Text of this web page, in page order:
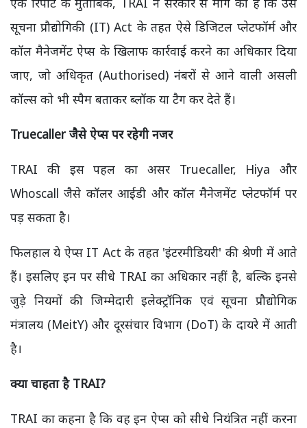
सूचना प्रौद्योगिकी (IT) Act के तहत ऐसे डिजिटल प्लेटफॉर्म और
कॉल मैनेजमेंट ऐप्स के खिलाफ कार्रवाई करने का अधिकार दिया
जाए, जो अधिकृत (Authorised) नंबरों से आने वाली असली
कॉल्स को भी स्पैम बताकर ब्लॉक या टैग कर देते हैं।
Truecallerजैसे ऐप्स पर रहेगी नजर
TRAI की इस पहल का असर Truecaller, Hiya और
Whoscall जैसे कॉलर आईडी और कॉल मैनेजमेंट प्लेटफॉर्म पर
पड़ सकता है।
फिलहाल ये ऐप्स IT Act के तहत 'इंटरमीडियरी' की श्रेणी में आते
हैं। इसलिए इन पर सीधे TRAI का अधिकार नहीं है, बल्कि इनसे
जुड़े नियमों की जिम्मेदारी इलेक्ट्रॉनिक एवं सूचना प्रौद्योगिक
मंत्रालय (MeitY) और दूरसंचार विभाग (DoT) के दायरे में आती
है।
क्या चाहता है TRAI?
TRAI का कहना है कि वह इन ऐप्स को सीधे नियंत्रित नहीं करना